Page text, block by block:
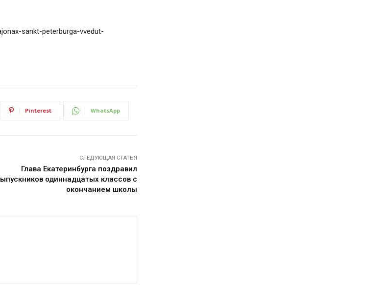
sankt-peterburga-vvedut-
Pinterest WhatsApp
СЛЕДУЮЩАЯ СТАТЬЯ
Глава Екатеринбурга поздравил
одиннадцатых классов с
окончанием школы